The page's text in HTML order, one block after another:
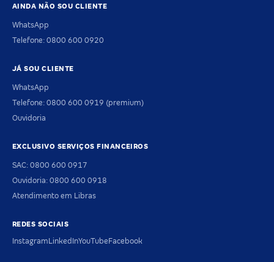
AINDA NÃO SOU CLIENTE
WhatsApp
Telefone: 0800 600 0920
JÁ SOU CLIENTE
WhatsApp
Telefone: 0800 600 0919 (premium)
Ouvidoria
EXCLUSIVO SERVIÇOS FINANCEIROS
SAC: 0800 600 0917
Ouvidoria: 0800 600 0918
Atendimento em Libras
REDES SOCIAIS
InstagramLinkedInYouTubeFacebook